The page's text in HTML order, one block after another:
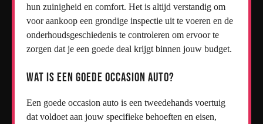
hun zuinigheid en comfort. Het is altijd verstandig om
voor aankoop een grondige inspectie uit te voeren en de
onderhoudsgeschiedenis te controleren om ervoor te
zorgen dat je een goede deal krijgt binnen jouw budget.
Wat is een goede occasion auto?
Een goede occasion auto is een tweedehands voertuig
dat voldoet aan jouw specifieke behoeften en eisen,